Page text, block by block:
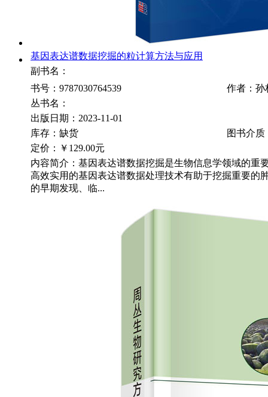
基因表达谱数据挖掘的粒计算方法与应用
副书名：
书号：9787030764539
作者：孙
丛书名：
出版日期：2023-11-01
库存：缺货
图书介质
定价：
￥129.00元
内容简介：基因表达谱数据挖掘是生物信息学领域的重
高效实用的基因表达谱数据处理技术有助于挖掘重要的
的早期发现、临...